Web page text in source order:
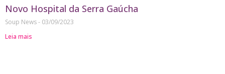
Novo Hospital da Serra Gaúcha
Soup News
03/09/2023
Leia mais